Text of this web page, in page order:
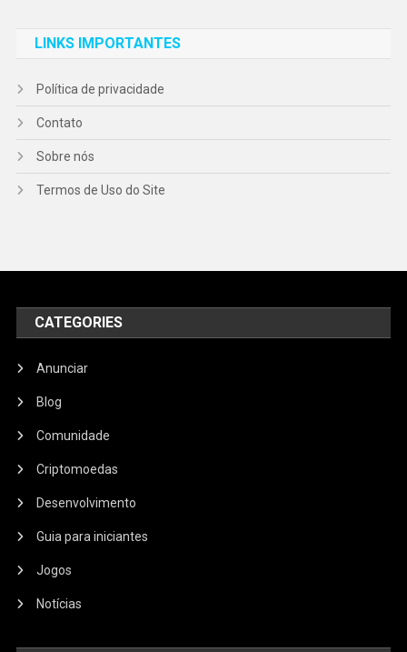
LINKS IMPORTANTES
Política de privacidade
Contato
Sobre nós
Termos de Uso do Site
CATEGORIES
Anunciar
Blog
Comunidade
Criptomoedas
Desenvolvimento
Guia para iniciantes
Jogos
Notícias